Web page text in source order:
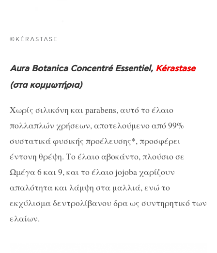
©KÉRASTASE
Aura Botanica Concentré Essentiel, Kérastase
(στα κομμωτήρια)
Χωρίς σιλικόνη και parabens, αυτό το έλαιο
πολλαπλών χρήσεων, αποτελούμενο από 99%
συστατικά φυσικής προέλευσης*, προσφέρει
έντονη θρέψη. Το έλαιο αβοκάντο, πλούσιο σε
Ωμέγα 6 και 9, και το έλαιο jojoba χαρίζουν
απαλότητα και λάμψη στα μαλλιά, ενώ το
εκχύλισμα δεντρολίβανου δρα ως συντηρητικό των
ελαίων.